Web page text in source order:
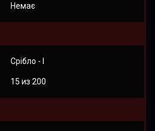
Немає
Срібло - I
15 из 200